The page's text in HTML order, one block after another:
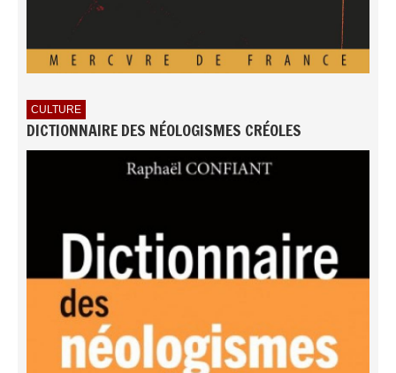
CULTURE
DICTIONNAIRE DES NÉOLOGISMES CRÉOLES